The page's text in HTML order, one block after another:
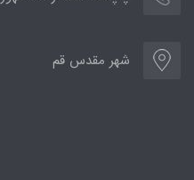
شهر مقدس قم